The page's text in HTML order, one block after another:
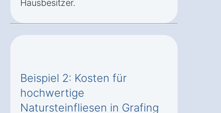
Hausbesitzer.
Beispiel 2: Kosten für
hochwertige
Natursteinfliesen in Grafing